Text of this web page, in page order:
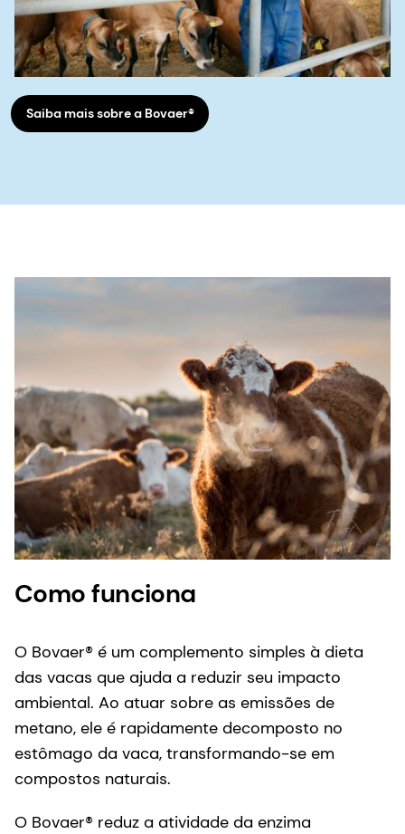
Saiba mais sobre a Bovaer®
Como funciona
O Bovaer® é um complemento simples à dieta
das vacas que ajuda a reduzir seu impacto
ambiental. Ao atuar sobre as emissões de
metano, ele é rapidamente decomposto no
estômago da vaca, transformando-se em
compostos naturais.
O Bovaer® reduz a atividade da enzima